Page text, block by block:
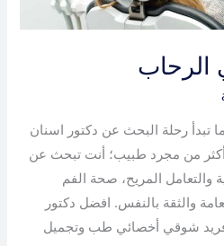
تبدأ رحلة البحث عن دكتور اسنان
من مجرد طبيب؛ أنت تبحث عن
والتعامل المريح، صحة الفم
والثقة بالنفس. افضل دكتور
شوقي أخصائي طب وتجميل